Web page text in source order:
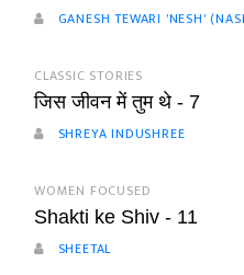
GANESH TEWARI 'NESH'
CLASSIC STORIES
जिस जीवन में तुम थे - 7
SHREYA INDUSHREE
WOMEN FOCUSED
Shakti ke Shiv - 11
SHEETAL